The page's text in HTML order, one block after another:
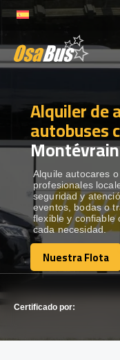
to
ALQUILER DE
DESTINOS
RECORRIDAS
FLOTA
Alquiler de
autobuses
Montévrain
Alquile autocares
profesionales
seguridad y
eventos, bodas o
flexible y confiable
cada necesidad.
Nuestra Flota
Nuestra Flota
Certificado por: